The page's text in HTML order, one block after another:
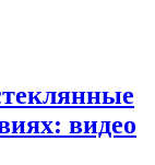
видео